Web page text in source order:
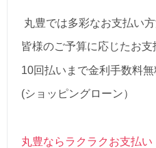
丸豊では多彩なお支払い
皆様のご予算に応じたお支
10回払いまで金利手数料無
(ショッピングローン）
丸豊ならラクラクお支払い